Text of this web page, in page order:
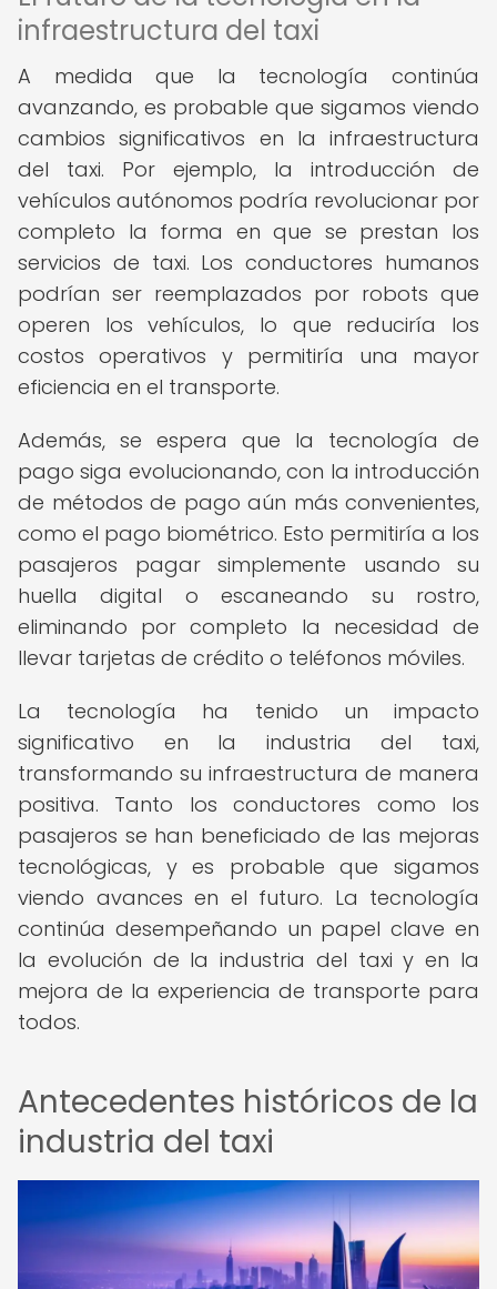
infraestructura del taxi
A medida que la tecnología continúa
avanzando, es probable que sigamos viendo
cambios significativos en la infraestructura
del taxi. Por ejemplo, la introducción de
vehículos autónomos podría revolucionar por
completo la forma en que se prestan los
servicios de taxi. Los conductores humanos
podrían ser reemplazados por robots que
operen los vehículos, lo que reduciría los
costos operativos y permitiría una mayor
eficiencia en el transporte.
Además, se espera que la tecnología de
pago siga evolucionando, con la introducción
de métodos de pago aún más convenientes,
como el pago biométrico. Esto permitiría a los
pasajeros pagar simplemente usando su
huella digital o escaneando su rostro,
eliminando por completo la necesidad de
llevar tarjetas de crédito o teléfonos móviles.
La tecnología ha tenido un impacto
significativo en la industria del taxi,
transformando su infraestructura de manera
positiva. Tanto los conductores como los
pasajeros se han beneficiado de las mejoras
tecnológicas, y es probable que sigamos
viendo avances en el futuro. La tecnología
continúa desempeñando un papel clave en
la evolución de la industria del taxi y en la
mejora de la experiencia de transporte para
todos.
Antecedentes históricos de la
industria del taxi